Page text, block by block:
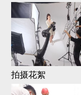
拍摄花絮